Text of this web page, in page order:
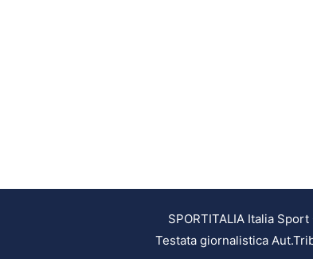
SPORTITALIA Italia
Testata giornalistica